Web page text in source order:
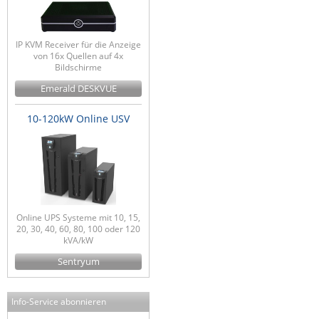
IP KVM Receiver für die Anzeige
von 16x Quellen auf 4x
Bildschirme
Emerald DESKVUE
10-120kW Online USV
Online UPS Systeme mit 10, 15,
20, 30, 40, 60, 80, 100 oder 120
kVA/kW
Sentryum
Info-Service abonnieren